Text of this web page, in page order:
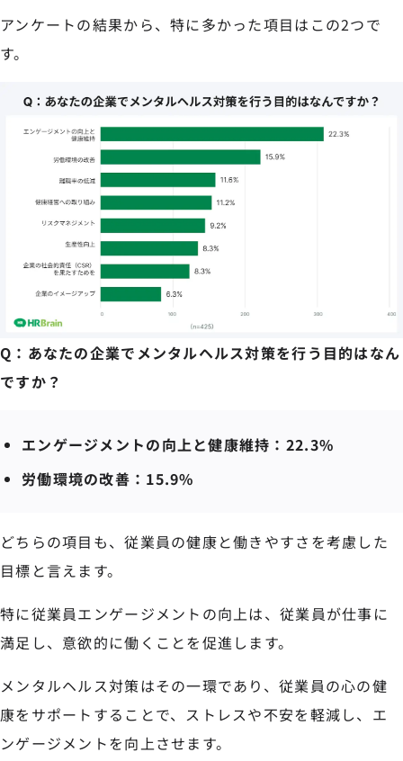
アンケートの結果から、特に多かった項目はこの2つで
す。
Q：あなたの企業でメンタルヘルス対策を行う目的はなん
ですか？
エンゲージメントの向上と健康維持：22.3%
労働環境の改善：15.9%
どちらの項目も、従業員の健康と働きやすさを考慮した
目標と言えます。
特に従業員エンゲージメントの向上は、従業員が仕事に
満足し、意欲的に働くことを促進します。
メンタルヘルス対策はその一環であり、従業員の心の健
康をサポートすることで、ストレスや不安を軽減し、エ
ンゲージメントを向上させます。